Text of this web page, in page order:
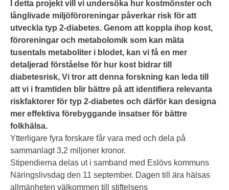
I detta projekt vill vi undersöka hur kostmönster och
långlivade miljöföroreningar påverkar risk för att
utveckla typ 2-diabetes. Genom att koppla ihop kost,
föroreningar och metabolomik som kan mäta
tusentals metaboliter i blodet, kan vi få en mer
detaljerad förståelse för hur kost bidrar till
diabetesrisk, Vi tror att denna forskning kan leda till
att vi i framtiden blir bättre på att identifiera relevanta
riskfaktorer för typ 2-diabetes och därför kan designa
mer effektiva förebyggande insatser för bättre
folkhälsa.
Ytterligare fyra forskare får vara med och dela på
sammanlagt 3,2 miljoner kronor.
Stipendierna delas ut i samband med Eslövs kommuns
Näringslivsdag den 11 september. Dagen till ära hälsas
allmänheten välkommen till stiftelsens